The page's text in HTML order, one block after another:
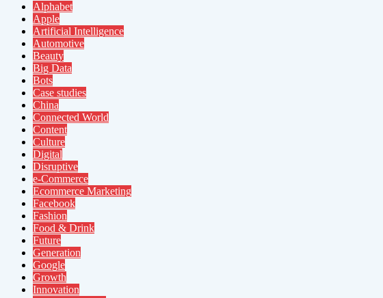
Alphabet
Apple
Artificial Intelligence
Automotive
Beauty
Big Data
Bots
Case studies
China
Connected World
Content
Culture
Digital
Disruptive
e-Commerce
Ecommerce Marketing
Facebook
Fashion
Food & Drink
Future
Generation
Google
Growth
Innovation